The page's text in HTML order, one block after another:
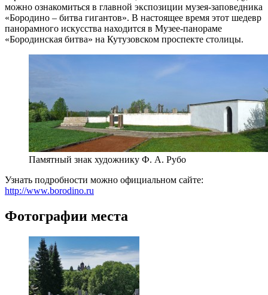
можно ознакомиться в главной экспозиции музея-заповедника
«Бородино – битва гигантов». В настоящее время этот шедевр
панорамного искусства находится в Музее-панораме
«Бородинская битва» на Кутузовском проспекте столицы.
Памятный знак художнику Ф. А. Рубо
Узнать подробности можно официальном сайте:
http://www.borodino.ru
Фотографии места